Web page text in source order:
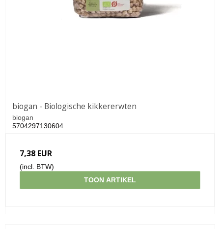
biogan - Biologische kikkererwten
biogan
5704297130604
7,38 EUR
(incl. BTW)
TOON ARTIKEL